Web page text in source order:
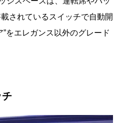
されているスイッチで自動開
をエレガンス以外のグレード
チ